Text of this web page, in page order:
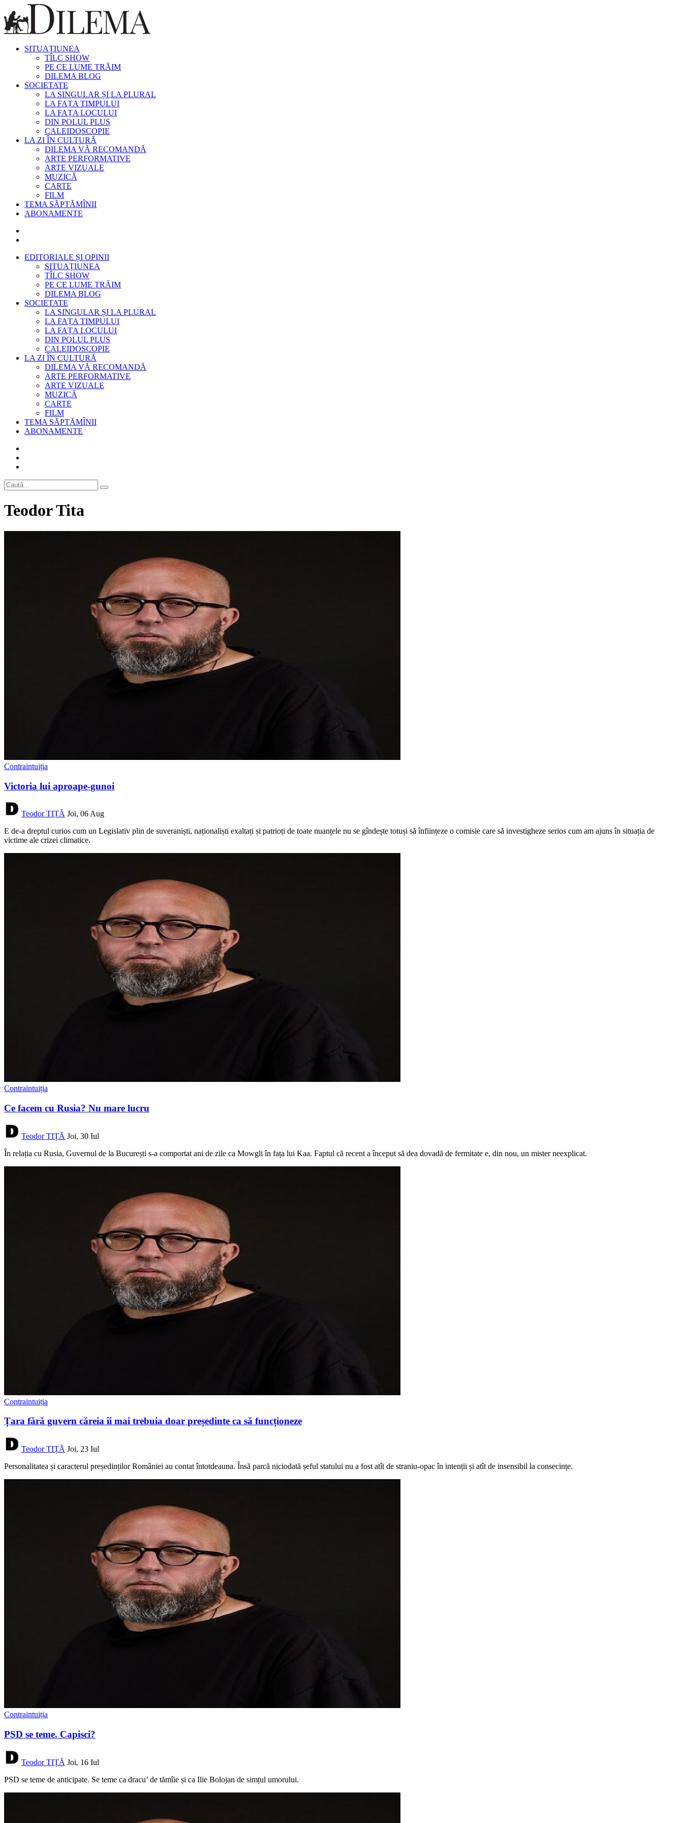
SITUAȚIUNEA
TÎLC SHOW
PE CE LUME TRĂIM
DILEMA BLOG
SOCIETATE
LA SINGULAR ȘI LA PLURAL
LA FAȚA TIMPULUI
LA FAȚA LOCULUI
DIN POLUL PLUS
CALEIDOSCOPIE
LA ZI ÎN CULTURĂ
DILEMA VĂ RECOMANDĂ
ARTE PERFORMATIVE
ARTE VIZUALE
MUZICĂ
CARTE
FILM
TEMA SĂPTĂMÎNII
ABONAMENTE
EDITORIALE ȘI OPINII
SITUAȚIUNEA
TÎLC SHOW
PE CE LUME TRĂIM
DILEMA BLOG
SOCIETATE
LA SINGULAR ȘI LA PLURAL
LA FAȚA TIMPULUI
LA FAȚA LOCULUI
DIN POLUL PLUS
CALEIDOSCOPIE
LA ZI ÎN CULTURĂ
DILEMA VĂ RECOMANDĂ
ARTE PERFORMATIVE
ARTE VIZUALE
MUZICĂ
CARTE
FILM
TEMA SĂPTĂMÎNII
ABONAMENTE
Teodor Tita
Contraintuiția
Victoria lui aproape-gunoi
Teodor TIȚĂ Joi, 06 Aug
E de-a dreptul curios cum un Legislativ plin de suveraniști, naționaliști exaltați și patrioți de toate nuanțele nu se gîndește totuși să înființeze o comisie care să investigheze serios cum am ajuns în situația de
victime ale crizei climatice.
Contraintuiția
Ce facem cu Rusia? Nu mare lucru
Teodor TIȚĂ Joi, 30 Iul
În relația cu Rusia, Guvernul de la București s-a comportat ani de zile ca Mowgli în fața lui Kaa. Faptul că recent a început să dea dovadă de fermitate e, din nou, un mister neexplicat.
Contraintuiția
Țara fără guvern căreia îi mai trebuia doar președinte ca să funcționeze
Teodor TIȚĂ Joi, 23 Iul
Personalitatea și caracterul președinților României au contat întotdeauna. Însă parcă niciodată șeful statului nu a fost atît de straniu-opac în intenții și atît de insensibil la consecințe.
Contraintuiția
PSD se teme. Capisci?
Teodor TIȚĂ Joi, 16 Iul
PSD se teme de anticipate. Se teme ca dracu’ de tămîie și ca Ilie Bolojan de simțul umorului.